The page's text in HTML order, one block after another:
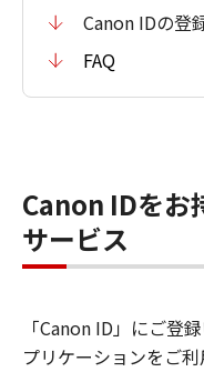
Canon IDの登
FAQ
Canon IDをお
サービス
「Canon ID」にご登
プリケーションをご利